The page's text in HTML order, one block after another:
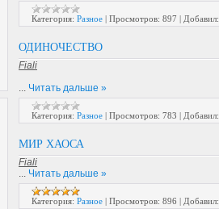
Категория: Разное | Просмотров: 897 | Добавил:
ОДИНОЧЕСТВО
Fiali
Читать дальше »
Категория: Разное | Просмотров: 783 | Добавил:
МИР ХАОСА
Fiali
Читать дальше »
Категория: Разное | Просмотров: 896 | Добавил: